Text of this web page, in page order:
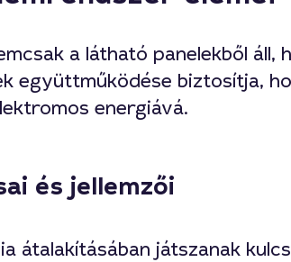
a látható panelekből áll,
együttműködése biztosítja,
energiává.
és jellemzői
átalakításában játszanak